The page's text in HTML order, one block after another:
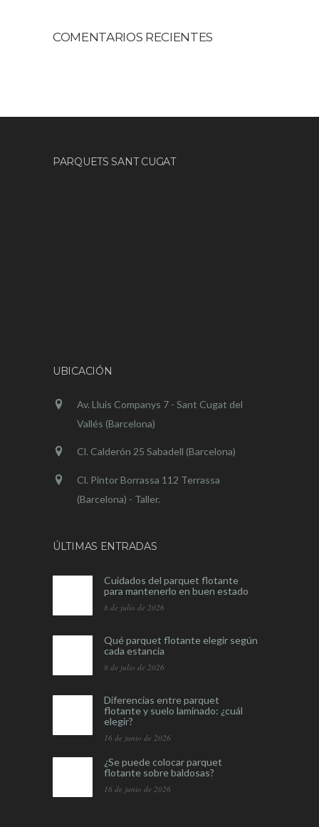
COMENTARIOS RECIENTES
PARQUETS SANT CUGAT
UBICACIÓN
Av. Lluis Companys 7 - Sant Cugat del
Vallés (Barcelona)
Cl. Calderón 25 Sabadell (Barcelona)
Cl. Pintor Borrassa 112 Terrassa
(Barcelona) - Taller.
ÚLTIMAS ENTRADAS
Cuidados del parquet flotante
para mantenerlo en buen estado
8 de julio de 2026
Qué parquet flotante elegir según
cada estancia
8 de julio de 2026
Diferencias entre parquet
flotante y suelo laminado: ¿cuál
elegir?
16 de junio de 2026
¿Se puede colocar parquet
flotante sobre baldosas?
16 de junio de 2026